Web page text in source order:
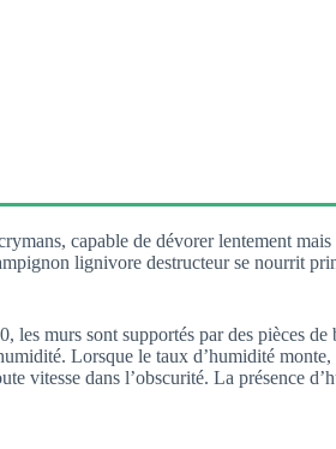
capable de dévorer lentement
lignivore destructeur se nourrit
murs sont supportés par des pièces
Lorsque le taux d’humidité
vitesse dans l’obscurité. La présence